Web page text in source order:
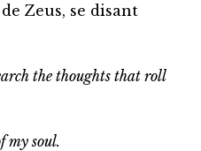
Zeus, se disant
the thoughts that roll
my soul.